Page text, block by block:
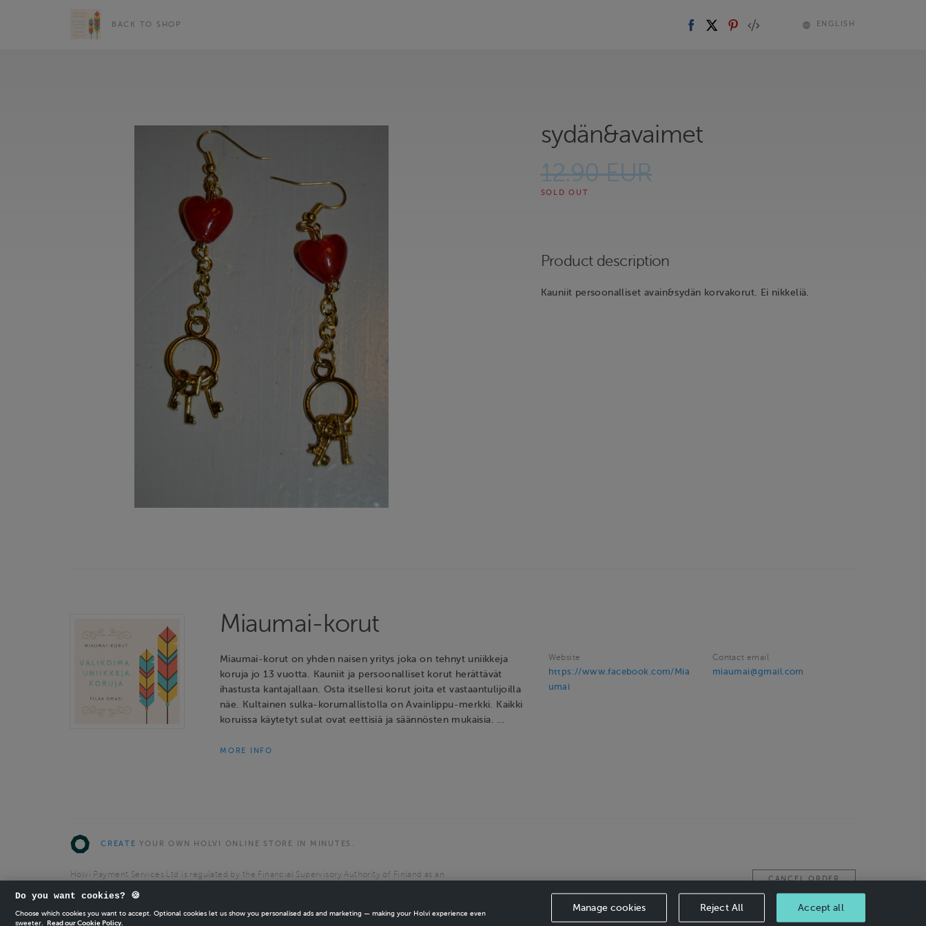
BACK TO SHOP ENGLISH
sydän&avaimet
12.90 EUR
SOLD OUT
Product description
Kauniit persoonalliset avain&sydän korvakorut. Ei nikkeliä.
Miaumai-korut
Miaumai-korut on yhden naisen yritys joka on tehnyt uniikkeja
koruja jo 13 vuotta. Kauniit ja persoonalliset korut herättävät
ihastusta kantajallaan. Osta itsellesi korut joita et vastaantulijoilla
näe. Kultainen sulka-korumallistolla on Avainlippu-merkki. Kaikki
koruissa käytetyt sulat ovat eettisiä ja säännösten mukaisia. …
MORE INFO
Website
https://www.facebook.com/Mia
umai
Contact email
miaumai@gmail.com
CREATE YOUR OWN HOLVI ONLINE STORE IN MINUTES.
Holvi Payment Services Ltd is regulated by the Financial Supervisory Authority of Finland as an
CANCEL ORDER
Do you want cookies? 🍪
Choose which cookies you want to accept. Optional cookies let us show you personalised ads and marketing — making your Holvi experience even
sweeter.
Read our Cookie Policy.
Manage cookies Reject All Accept all